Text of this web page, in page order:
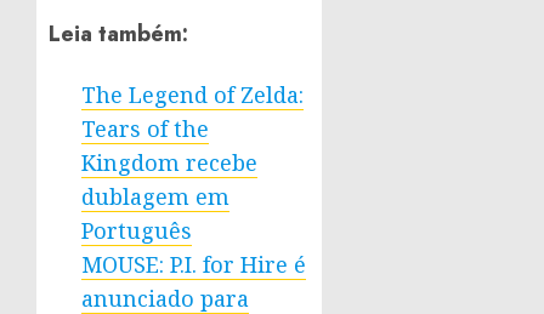
Leia também:
The Legend of Zelda:
Tears of the
Kingdom recebe
dublagem em
Português
MOUSE: P.I. for Hire é
anunciado para